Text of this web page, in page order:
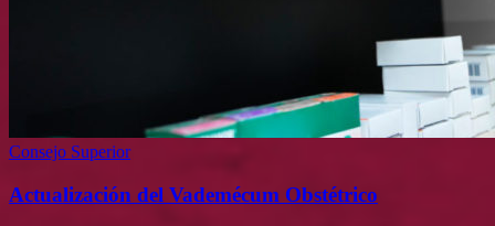
Consejo Superior
Actualización del Vademécum Obstétrico